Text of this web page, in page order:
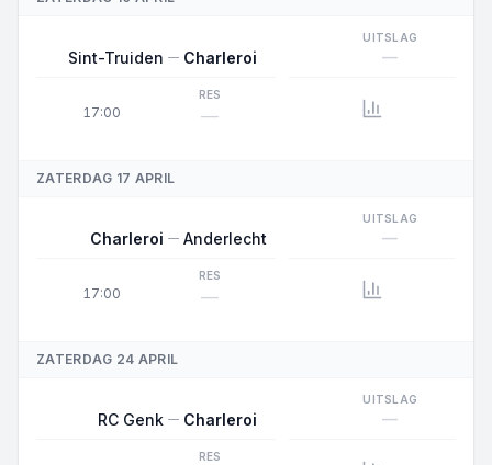
17:00
Sint-Truiden Charleroi
UITSLAG
—
RES
—
ZATERDAG 17 APRIL
17:00
Charleroi Anderlecht
UITSLAG
—
RES
—
ZATERDAG 24 APRIL
RC Genk Charleroi
UITSLAG
—
RES